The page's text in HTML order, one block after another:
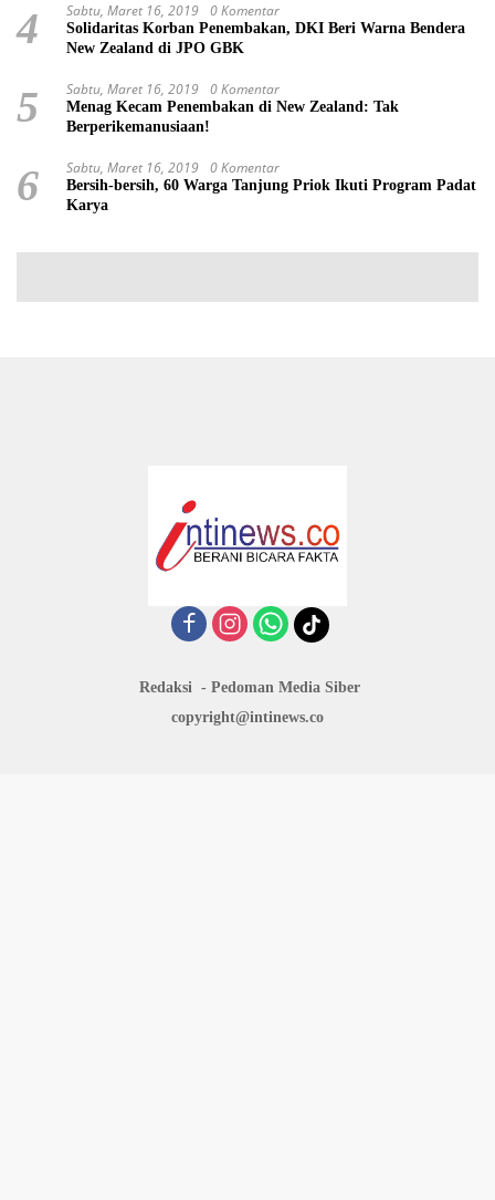
4 Sabtu, Maret 16, 2019 0 Komentar
Solidaritas Korban Penembakan, DKI Beri Warna Bendera
New Zealand di JPO GBK
5 Sabtu, Maret 16, 2019 0 Komentar
Menag Kecam Penembakan di New Zealand: Tak
Berperikemanusiaan!
6 Sabtu, Maret 16, 2019 0 Komentar
Bersih-bersih, 60 Warga Tanjung Priok Ikuti Program Padat
Karya
Redaksi
Pedoman Media Siber
copyright@intinews.co